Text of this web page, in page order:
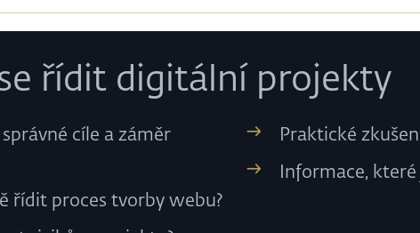
řídit digitální projekty
cíle a záměr
řídit proces tvorby webu?
Praktické
Informace,